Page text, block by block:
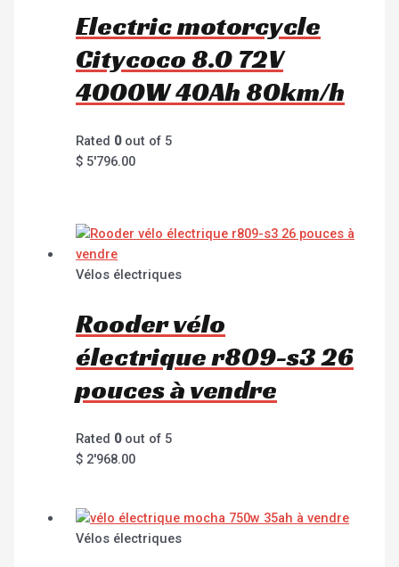
Electric motorcycle
Citycoco 8.0 72V
4000W 40Ah 80km/h
Rated 0out of 5
$ 5'796.00
Vélos électriques
Rooder vélo
électrique r809-s3 26
pouces à vendre
Rated 0out of 5
$ 2'968.00
Vélos électriques